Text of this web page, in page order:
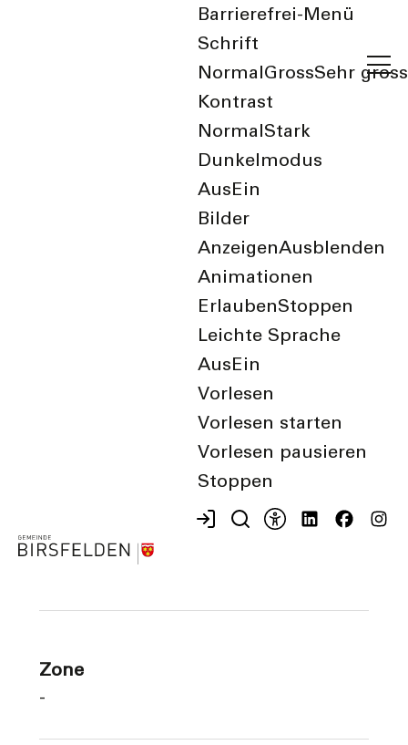
Barrierefrei-Menü
Schrift
Normal GrossSehr gross
Kontrast
Normal Stark
Dunkelmodus
Aus Ein
Bilder
AnzeigenAusblenden
Animationen
ErlaubenStoppen
Leichte Sprache
Aus Ein
Vorlesen
Vorlesen starten
Vorlesen pausieren
Stoppen
zurück zur Übersicht
Abfallkalender
Grün- und Bioabfall
Datum
Zone
-